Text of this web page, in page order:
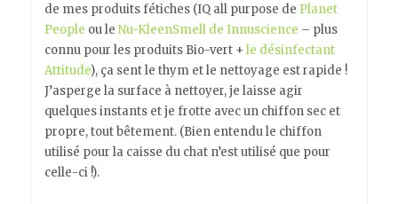
de mes produits fétiches (IQ all purpose de Planet
People ou le Nu-KleenSmell de Innuscience – plus
connu pour les produits Bio-vert + le désinfectant
Attitude), ça sent le thym et le nettoyage est rapide !
J’asperge la surface à nettoyer, je laisse agir
quelques instants et je frotte avec un chiffon sec et
propre, tout bêtement. (Bien entendu le chiffon
utilisé pour la caisse du chat n’est utilisé que pour
celle-ci !).